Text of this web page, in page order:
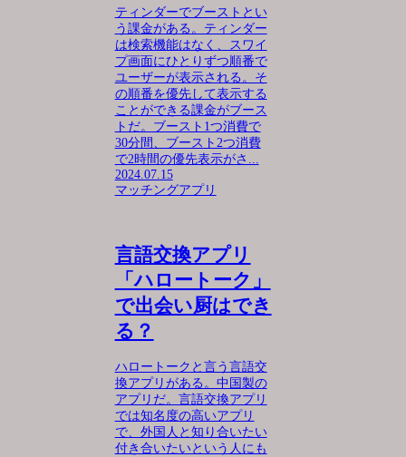
ティンダーでブーストとい
う課金がある。ティンダー
は検索機能はなく、スワイ
プ画面にひとりずつ順番で
ユーザーが表示される。そ
の順番を優先して表示する
ことができる課金がブース
トだ。ブースト1つ消費で
30分間、ブースト2つ消費
で2時間の優先表示がさ...
2024.07.15
マッチングアプリ
言語交換アプリ
「ハロートーク」
で出会い厨はでき
る？
ハロートークと言う言語交
換アプリがある。中国製の
アプリだ。言語交換アプリ
では知名度の高いアプリ
で、外国人と知り合いたい
付き合いたいという人にも